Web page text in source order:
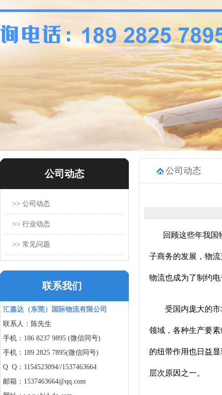
公司动态
>> 公司动态
>> 行业动态
>> 常见问题
联系我们
汇嘉达（东莞）国际物流有限公司
联系人：陈先生
手机：186 8237 9895 (微信同号)
手机：189 2825 7895(微信同号)
Q Q：1154523094//1537463664
邮箱：1537463664@qq.com
公司动态
回顾这些年我国
子商务的发展，物
物流也成为了制约
受国内庞大的市场
领域，各种生产要
的纽带作用也日益
层次原因之一。